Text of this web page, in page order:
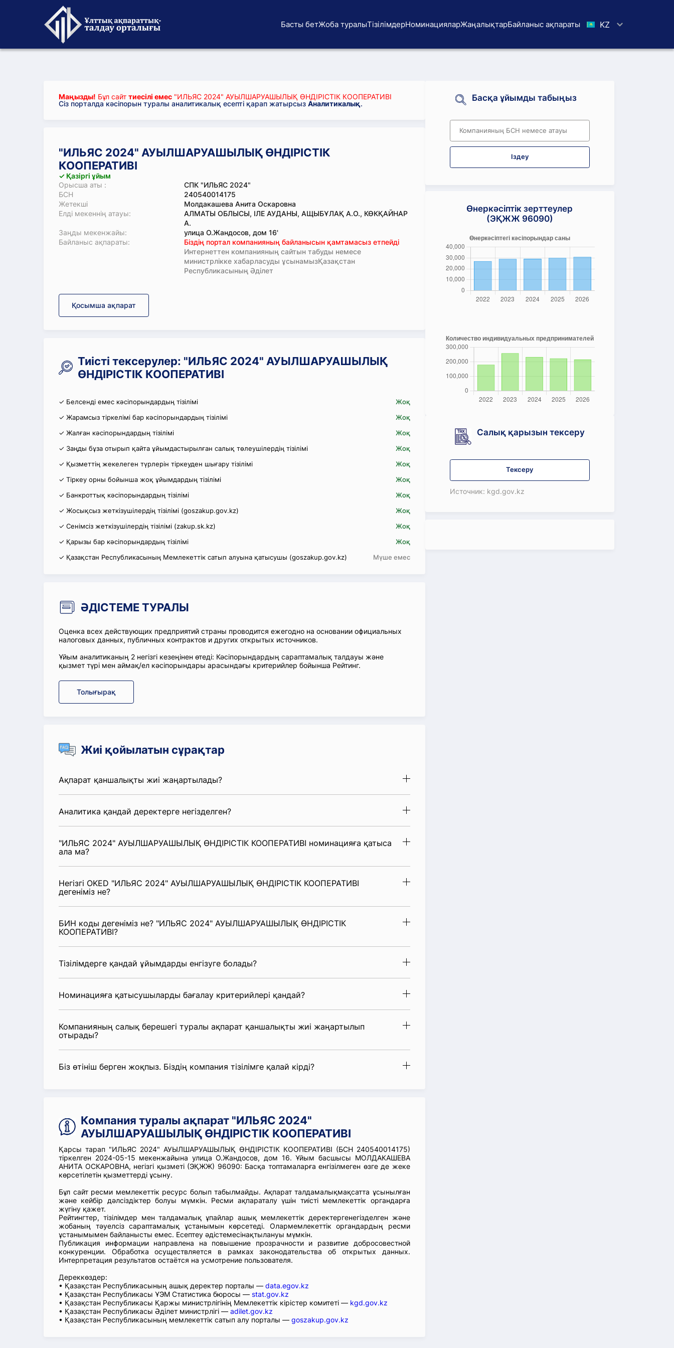
Басты бетЖоба туралыТізілімдерНоминацияларЖаңалықтарБайланыс ақпараты KZ
Маңызды! Бұл сайт тиесілі емес "ИЛЬЯС 2024" АУЫЛШАРУАШЫЛЫҚ ӨНДІРІСТІК КООПЕРАТИВІ
Сіз порталда кәсіпорын туралы аналитикалық есепті қарап жатырсыз Аналитикалық.
"ИЛЬЯС 2024" АУЫЛШАРУАШЫЛЫҚ ӨНДІРІСТІК
КООПЕРАТИВІ
✓ Қазіргі ұйым
Орысша аты :
СПК "ИЛЬЯС 2024"
БСН
240540014175
Жетекші
Молдакашева Анита Оскаровна
Елді мекеннің атауы:
АЛМАТЫ ОБЛЫСЫ, ІЛЕ АУДАНЫ, АЩЫБҰЛАҚ А.О., КӨКҚАЙНАР
А.
Заңды мекенжайы:
улица О.Жандосов, дом 16'
Байланыс ақпараты:
Біздің портал компанияның байланысын қамтамасыз етпейді
Интернеттен компанияның сайтын табуды немесе
министрлікке хабарласуды ұсынамызҚазақстан
Республикасының Әділет
Қосымша ақпарат
Тиісті тексерулер: "ИЛЬЯС 2024" АУЫЛШАРУАШЫЛЫҚ
ӨНДІРІСТІК КООПЕРАТИВІ
✓ Белсенді емес кәсіпорындардың тізілімі
Жоқ
✓ Жарамсыз тіркелімі бар кәсіпорындардың тізілімі
Жоқ
✓ Жалған кәсіпорындардың тізілімі
Жоқ
✓ Заңды бұза отырып қайта ұйымдастырылған салық төлеушілердің тізілімі
Жоқ
✓ Қызметтің жекелеген түрлерін тіркеуден шығару тізілімі
Жоқ
✓ Тіркеу орны бойынша жоқ ұйымдардың тізілімі
Жоқ
✓ Банкроттық кәсіпорындардың тізілімі
Жоқ
✓ Жосықсыз жеткізушілердің тізілімі (goszakup.gov.kz)
Жоқ
✓ Сенімсіз жеткізушілердің тізілімі (zakup.sk.kz)
Жоқ
✓ Қарызы бар кәсіпорындардың тізілімі
Жоқ
✓ Қазақстан Республикасының Мемлекеттік сатып алуына қатысушы (goszakup.gov.kz)
Мүше емес
ӘДІСТЕМЕ ТУРАЛЫ
Оценка всех действующих предприятий страны проводится ежегодно на основании официальных
налоговых данных, публичных контрактов и других открытых источников.
Ұйым аналитиканың 2 негізгі кезеңінен өтеді: Кәсіпорындардың сараптамалық талдауы және
қызмет түрі мен аймақ/ел кәсіпорындары арасындағы критерийлер бойынша Рейтинг.
Толығырақ
Жиі қойылатын сұрақтар
Ақпарат қаншалықты жиі жаңартылады?
Аналитика қандай деректерге негізделген?
"ИЛЬЯС 2024" АУЫЛШАРУАШЫЛЫҚ ӨНДІРІСТІК КООПЕРАТИВІ номинацияға қатыса
ала ма?
Негізгі OKED "ИЛЬЯС 2024" АУЫЛШАРУАШЫЛЫҚ ӨНДІРІСТІК КООПЕРАТИВІ
дегеніміз не?
БИН коды дегеніміз не? "ИЛЬЯС 2024" АУЫЛШАРУАШЫЛЫҚ ӨНДІРІСТІК
КООПЕРАТИВІ?
Тізілімдерге қандай ұйымдарды енгізуге болады?
Номинацияға қатысушыларды бағалау критерийлері қандай?
Компанияның салық берешегі туралы ақпарат қаншалықты жиі жаңартылып
отырады?
Біз өтініш берген жоқпыз. Біздің компания тізілімге қалай кірді?
Компания туралы ақпарат "ИЛЬЯС 2024"
АУЫЛШАРУАШЫЛЫҚ ӨНДІРІСТІК КООПЕРАТИВІ
Қарсы тарап "ИЛЬЯС 2024" АУЫЛШАРУАШЫЛЫҚ ӨНДІРІСТІК КООПЕРАТИВІ (БСН 240540014175)
тіркелген 2024-05-15 мекенжайына улица О.Жандосов, дом 16. Ұйым басшысы МОЛДАКАШЕВА
АНИТА ОСКАРОВНА, негізгі қызметі (ЭҚЖЖ) 96090: Басқа топтамаларға енгізілмеген өзге де жеке
көрсетілетін қызметтерді ұсыну.
Бұл сайт ресми мемлекеттік ресурс болып табылмайды. Ақпарат талдамалықмақсатта ұсынылған
және кейбір дәлсіздіктер болуы мүмкін. Ресми ақпараталу үшін тиісті мемлекеттік органдарға
жүгіну қажет.
Рейтингтер, тізілімдер мен талдамалық ұпайлар ашық мемлекеттік деректергенегізделген және
жобаның тәуелсіз сараптамалық ұстанымын көрсетеді. Олармемлекеттік органдардың ресми
ұстанымымен байланысты емес. Есептеу әдістемесінақтылануы мүмкін.
Публикация информации направлена на повышение прозрачности и развитие добросовестной
конкуренции. Обработка осуществляется в рамках законодательства об открытых данных.
Интерпретация результатов остаётся на усмотрение пользователя.
Дереккөздер:
• Қазақстан Республикасының ашық деректер порталы — data.egov.kz
• Қазақстан Республикасы ҰЭМ Статистика бюросы — stat.gov.kz
• Қазақстан Республикасы Қаржы министрлігінің Мемлекеттік кірістер комитеті — kgd.gov.kz
• Қазақстан Республикасы Әділет министрлігі — adilet.gov.kz
• Қазақстан Республикасының мемлекеттік сатып алу порталы — goszakup.gov.kz
Басқа ұйымды табыңыз
Іздеу
Өнеркәсіптік зерттеулер
(ЭҚЖЖ 96090)
Салық қарызын тексеру
Тексеру
Источник: kgd.gov.kz